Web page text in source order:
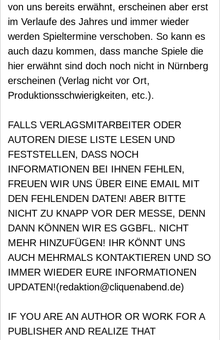
von uns bereits erwähnt, erscheinen aber erst
im Verlaufe des Jahres und immer wieder
werden Spieltermine verschoben. So kann es
auch dazu kommen, dass manche Spiele die
hier erwähnt sind doch noch nicht in Nürnberg
erscheinen (Verlag nicht vor Ort,
Produktionsschwierigkeiten, etc.).
FALLS VERLAGSMITARBEITER ODER
AUTOREN DIESE LISTE LESEN UND
FESTSTELLEN, DASS NOCH
INFORMATIONEN BEI IHNEN FEHLEN,
FREUEN WIR UNS ÜBER EINE EMAIL MIT
DEN FEHLENDEN DATEN! ABER BITTE
NICHT ZU KNAPP VOR DER MESSE, DENN
DANN KÖNNEN WIR ES GGBFL. NICHT
MEHR HINZUFÜGEN! IHR KÖNNT UNS
AUCH MEHRMALS KONTAKTIEREN UND SO
IMMER WIEDER EURE INFORMATIONEN
UPDATEN!(redaktion@cliquenabend.de)
IF YOU ARE AN AUTHOR OR WORK FOR A
PUBLISHER AND REALIZE THAT